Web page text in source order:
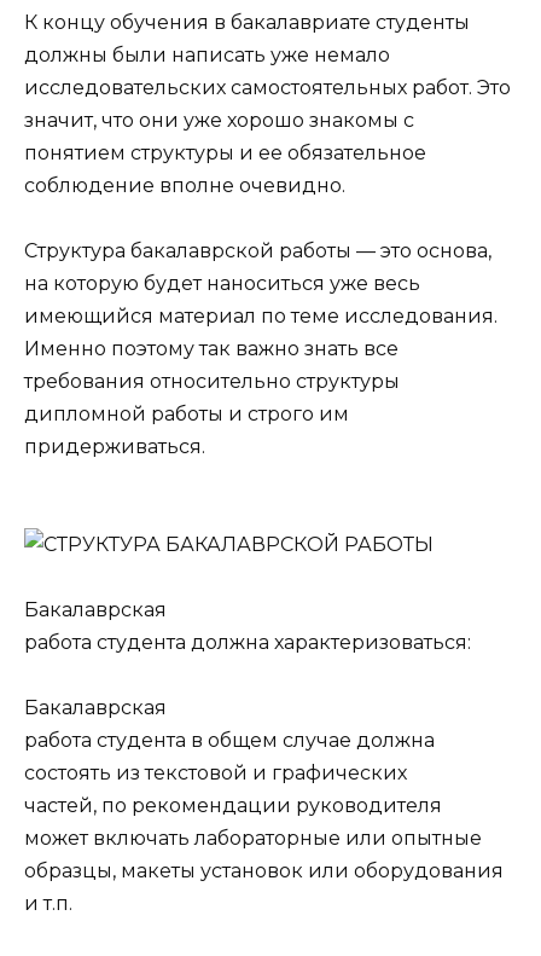
К концу обучения в бакалавриате студенты
должны были написать уже немало
исследовательских самостоятельных работ. Это
значит, что они уже хорошо знакомы с
понятием структуры и ее обязательное
соблюдение вполне очевидно.
Структура бакалаврской работы — это основа,
на которую будет наноситься уже весь
имеющийся материал по теме исследования.
Именно поэтому так важно знать все
требования относительно структуры
дипломной работы и строго им
придерживаться.
Бакалаврская
работа студента должна характеризоваться:
Бакалаврская
работа студента в общем случае должна
состоять из текстовой и графических
частей, по рекомендации руководителя
может включать лабораторные или опыт­ные
образцы, макеты установок или оборудования
и т.п.